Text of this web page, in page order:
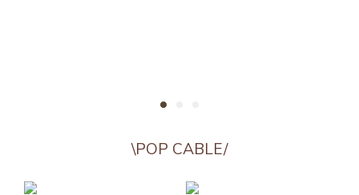
\POP CABLE/